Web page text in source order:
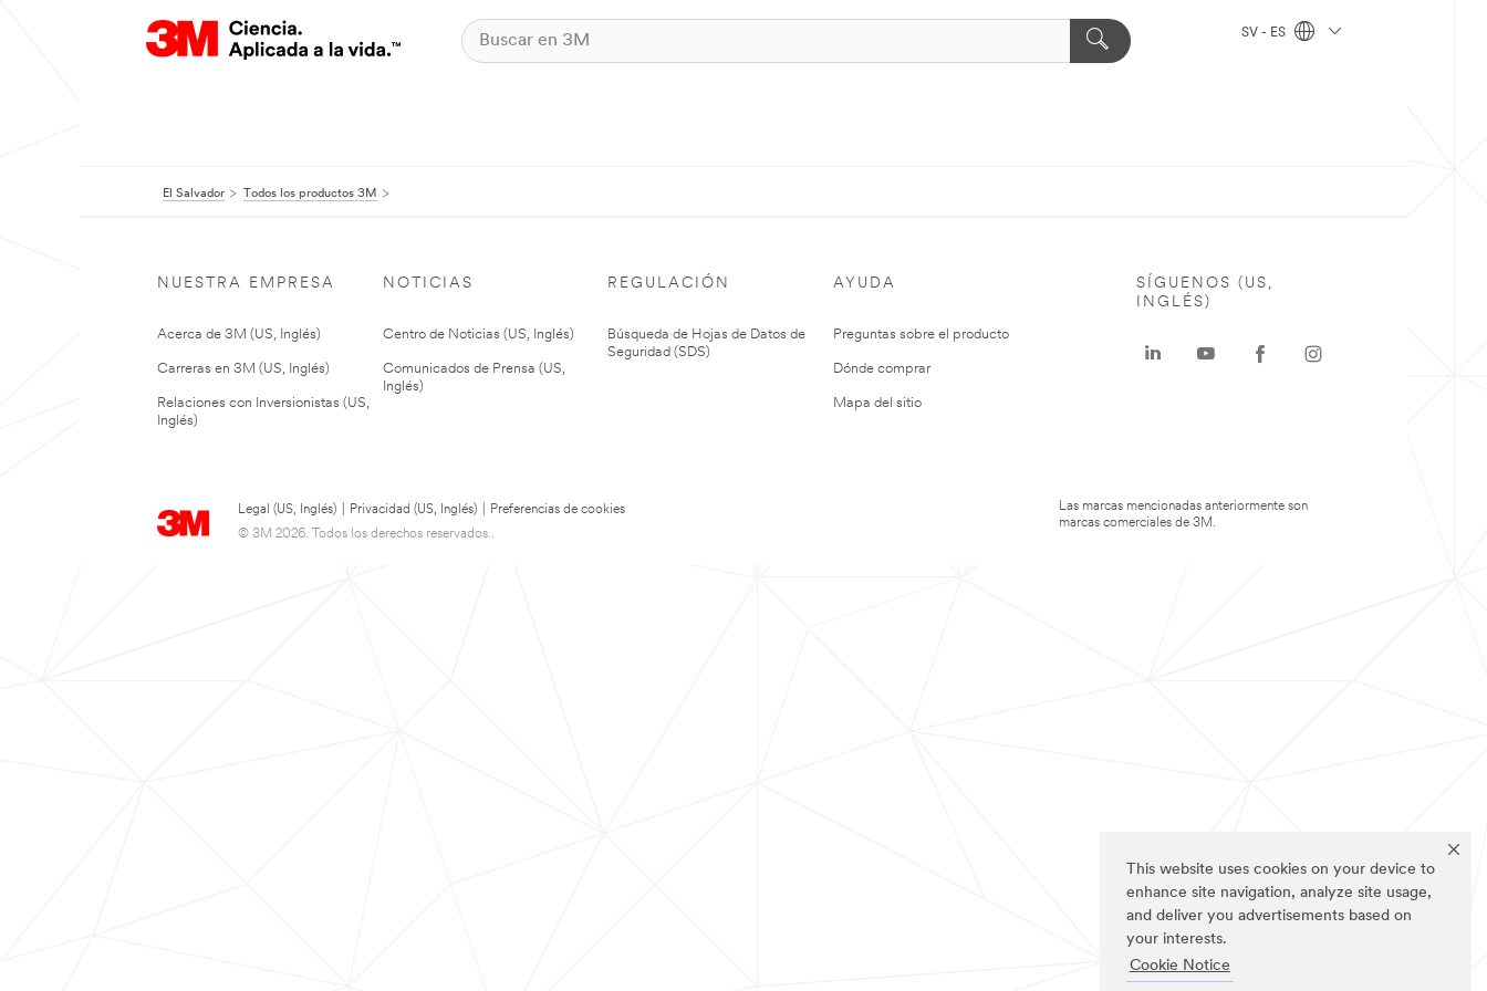
This website uses cookies on your device to
enhance site navigation, analyze site usage,
and deliver you advertisements based on
your interests.
Cookie Notice
SV - ES
El Salvador Todos los productos 3M
NUESTRA EMPRESA
Acerca de 3M (US, Inglés)
Carreras en 3M (US, Inglés)
Relaciones con Inversionistas (US,
Inglés)
NOTICIAS
Centro de Noticias (US, Inglés)
Comunicados de Prensa (US,
Inglés)
REGULACIÓN
Búsqueda de Hojas de Datos de
Seguridad (SDS)
AYUDA
Preguntas sobre el producto
Dónde comprar
Mapa del sitio
Legal (US, Inglés) Privacidad (US, Inglés)
Preferencias de cookies
© 3M 2026. Todos los derechos reservados..
SÍGUENOS (US,
INGLÉS)
Las marcas mencionadas anteriormente son
marcas comerciales de 3M.